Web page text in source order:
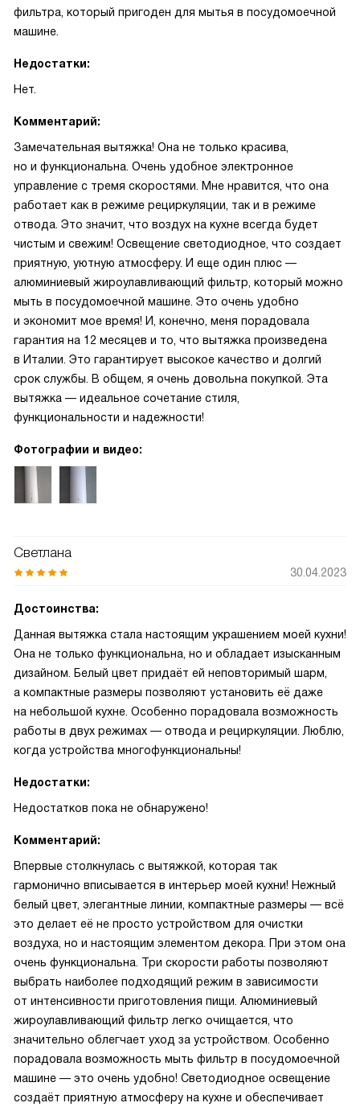
фильтра, который пригоден для мытья в посудомоечной
машине.
Недостатки:
Нет.
Комментарий:
Замечательная вытяжка! Она не только красива,
но и функциональна. Очень удобное электронное
управление с тремя скоростями. Мне нравится, что она
работает как в режиме рециркуляции, так и в режиме
отвода. Это значит, что воздух на кухне всегда будет
чистым и свежим! Освещение светодиодное, что создает
приятную, уютную атмосферу. И еще один плюс —
алюминиевый жироулавливающий фильтр, который можно
мыть в посудомоечной машине. Это очень удобно
и экономит мое время! И, конечно, меня порадовала
гарантия на 12 месяцев и то, что вытяжка произведена
в Италии. Это гарантирует высокое качество и долгий
срок службы. В общем, я очень довольна покупкой. Эта
вытяжка — идеальное сочетание стиля,
функциональности и надежности!
Фотографии и видео:
Светлана
30.04.2023
Достоинства:
Данная вытяжка стала настоящим украшением моей кухни!
Она не только функциональна, но и обладает изысканным
дизайном. Белый цвет придаёт ей неповторимый шарм,
а компактные размеры позволяют установить её даже
на небольшой кухне. Особенно порадовала возможность
работы в двух режимах — отвода и рециркуляции. Люблю,
когда устройства многофункциональны!
Недостатки:
Недостатков пока не обнаружено!
Комментарий:
Впервые столкнулась с вытяжкой, которая так
гармонично вписывается в интерьер моей кухни! Нежный
белый цвет, элегантные линии, компактные размеры — всё
это делает её не просто устройством для очистки
воздуха, но и настоящим элементом декора. При этом она
очень функциональна. Три скорости работы позволяют
выбрать наиболее подходящий режим в зависимости
от интенсивности приготовления пищи. Алюминиевый
жироулавливающий фильтр легко очищается, что
значительно облегчает уход за устройством. Особенно
порадовала возможность мыть фильтр в посудомоечной
машине — это очень удобно! Светодиодное освещение
создаёт приятную атмосферу на кухне и обеспечивает